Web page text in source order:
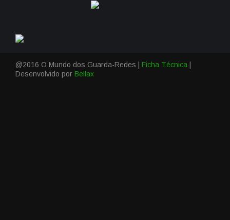
@2016 O Mundo dos Guarda-Redes | Ficha Técnica
Desenvolvido por Bellax